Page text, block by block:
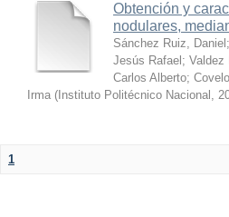
Obtención y
nodulares,
Sánchez Ruiz, Daniel ;
Jesús Rafael ; Valdez
Carlos Alberto;
Irma ( Instituto Politécnico Nacional ,
1